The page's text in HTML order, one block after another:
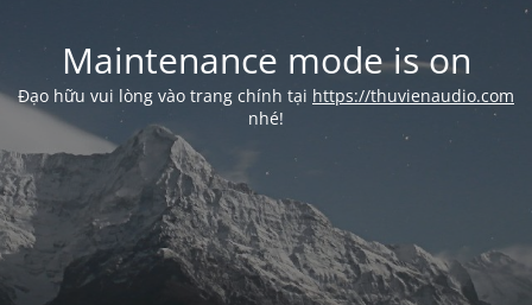
Maintenance mode is on
Đạo hữu vui lòng vào trang chính tại https://thuvienaudio.com
nhé!